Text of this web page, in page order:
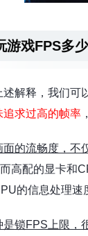
游戏FPS多
述解释，我们可
追求过高的帧率
面的流畅度，不
高配的显卡和
的信息处理速
是锁FPS上限，